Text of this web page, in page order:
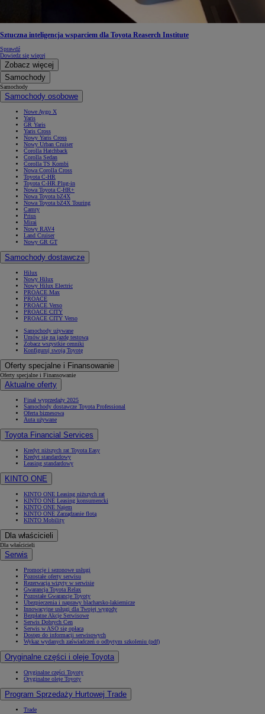
Sztuczna inteligencja wsparciem dla Toyota Reaserch Institute
Sprawdź
Dowiedz się więcej
Zobacz więcej
Samochody
Samochody
Samochody osobowe
Nowe Aygo X
Yaris
GR Yaris
Yaris Cross
Nowy Yaris Cross
Nowy Urban Cruiser
Corolla Hatchback
Corolla Sedan
Corolla TS Kombi
Nowa Corolla Cross
Toyota C-HR
Toyota C-HR Plug-in
Nowa Toyota C-HR+
Nowa Toyota bZ4X
Nowa Toyota bZ4X Touring
Camry
Prius
Mirai
Nowy RAV4
Land Cruiser
Nowy GR GT
Samochody dostawcze
Hilux
Nowy Hilux
Nowy Hilux Electric
PROACE Max
PROACE
PROACE Verso
PROACE CITY
PROACE CITY Verso
Samochody używane
Umów się na jazdę testową
Zobacz wszystkie cenniki
Konfiguruj swoją Toyotę
Oferty specjalne i Finansowanie
Oferty specjalne i Finansowanie
Aktualne oferty
Finał wyprzedaży 2025
Samochody dostawcze Toyota Professional
Oferta biznesowa
Auta używane
Toyota Financial Services
Kredyt niższych rat Toyota Easy
Kredyt standardowy
Leasing standardowy
KINTO ONE
KINTO ONE Leasing niższych rat
KINTO ONE Leasing konsumencki
KINTO ONE Najem
KINTO ONE Zarządzanie flotą
KINTO Mobility
Dla właścicieli
Dla właścicieli
Serwis
Promocje i sezonowe usługi
Pozostałe oferty serwisu
Rezerwacja wizyty w serwisie
Gwarancja Toyota Relax
Pozostałe Gwarancje Toyoty
Ubezpieczenia i naprawy blacharsko-lakiernicze
Innowacyjne usługi dla Twojej wygody
Bezpłatne Akcje Serwisowe
Serwis Dobrych Cen
Serwis w ASO się opłaca
Dostęp do informacji serwisowych
Wykaz wydanych zaświadczeń o odbytym szkoleniu (pdf)
Oryginalne części i oleje Toyota
Oryginalne części Toyoty
Oryginalne oleje Toyoty
Program Sprzedaży Hurtowej Trade
Trade